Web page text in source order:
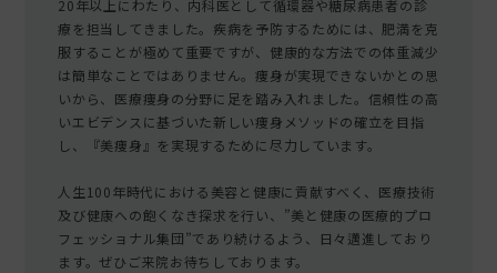
20年以上にわたり、内科医として循環器や糖尿病患者の診
療を担当してきました。疾病を予防するためには、肥満を克
服することが極めて重要ですが、健康的な方法での体重減少
は簡単なことではありません。痩身が実現できないかとの思
いから、医療痩身の分野に足を踏み入れました。信頼性の高
いエビデンスに基づいた新しい痩身メソッドの確立を目指
し、『美痩身』を実現するために尽力しています。
人生100年時代における美容と健康に貢献すべく、医療技術
及び健康への飽くなき探求を行い、”美と健康の医療的プロ
フェッショナル集団”であり続けるよう、日々邁進しており
ます。ぜひご来院お待ちしております。